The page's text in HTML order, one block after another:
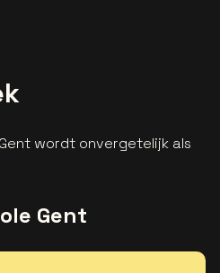
wordt onvergetelijk als
Gent